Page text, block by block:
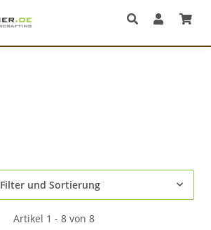
Filter und Sortierung
Artikel 1 - 8 von 8